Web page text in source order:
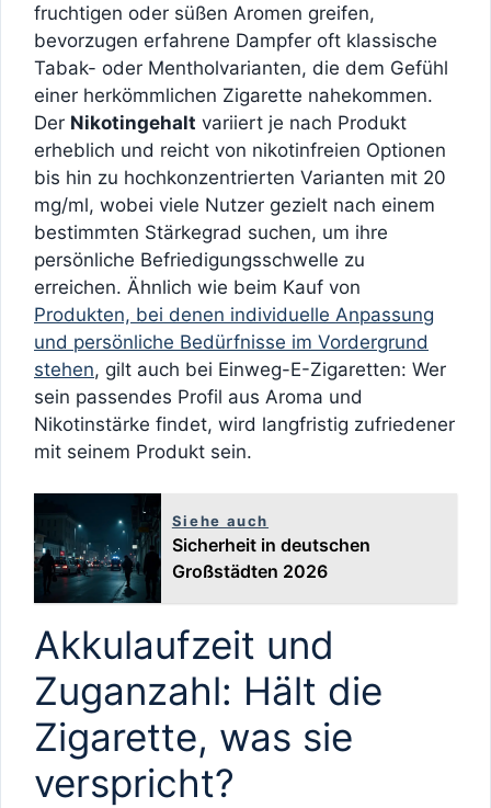
fruchtigen oder süßen Aromen greifen,
bevorzugen erfahrene Dampfer oft klassische
Tabak- oder Mentholvarianten, die dem Gefühl
einer herkömmlichen Zigarette nahekommen.
Der Nikotingehalt variiert je nach Produkt
erheblich und reicht von nikotinfreien Optionen
bis hin zu hochkonzentrierten Varianten mit 20
mg/ml, wobei viele Nutzer gezielt nach einem
bestimmten Stärkegrad suchen, um ihre
persönliche Befriedigungsschwelle zu
erreichen. Ähnlich wie beim Kauf von
Produkten, bei denen individuelle Anpassung
und persönliche Bedürfnisse im Vordergrund
stehen, gilt auch bei Einweg-E-Zigaretten: Wer
sein passendes Profil aus Aroma und
Nikotinstärke findet, wird langfristig zufriedener
mit seinem Produkt sein.
Siehe auch
Sicherheit in deutschen
Großstädten 2026
Akkulaufzeit und
Zuganzahl: Hält die
Zigarette, was sie
verspricht?